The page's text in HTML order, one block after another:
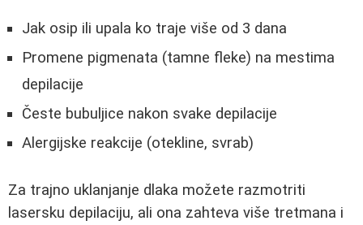
Jak osip ili upala ko traje više od 3 dana
Promene pigmenata (tamne fleke) na mestima
depilacije
Česte bubuljice nakon svake depilacije
Alergijske reakcije (otekline, svrab)
Za trajno uklanjanje dlaka možete razmotriti
lasersku depilaciju, ali ona zahteva više tretmana i